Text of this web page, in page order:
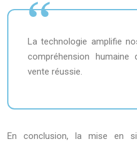
La technologie amplifie
compréhension
vente réussie.
En conclusion, la mise en